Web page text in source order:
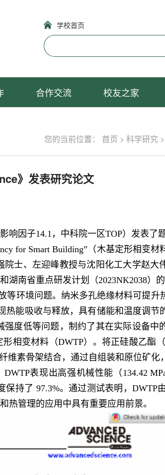
学校首页
合作交流 校友之家
您的当前位置： 首页 > 科学研究
》发表研究论文
响因子14.1，中科院一区TOP）发表了
for Smart Building”（木基定形相变
士、左迎峰教授与沈阳化工大学赵大
湖南省重点研发计划（2023NK2038）
等环境问题。纳米多孔绝缘材料可提升
热能吸收与释放，具有储能和温度调节
度低等问题，制约了其在实际设备中
相变材料（DWTP）。将正硅酸乙酯
维素骨架结合，通过自组装和原位矿化
表现出高强机械性能（134.42
持了 97.3%。通过测试表明，DWTP
热管理的应用中具有重要应用前景。